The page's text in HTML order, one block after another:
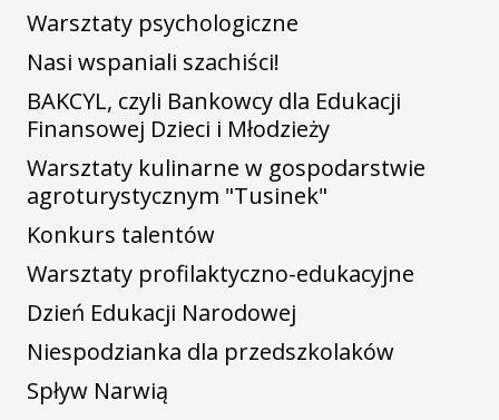
Warsztaty psychologiczne
Nasi wspaniali szachiści!
BAKCYL, czyli Bankowcy dla Edukacji
Finansowej Dzieci i Młodzieży
Warsztaty kulinarne w gospodarstwie
agroturystycznym "Tusinek"
Konkurs talentów
Warsztaty profilaktyczno-edukacyjne
Dzień Edukacji Narodowej
Niespodzianka dla przedszkolaków
Spływ Narwią